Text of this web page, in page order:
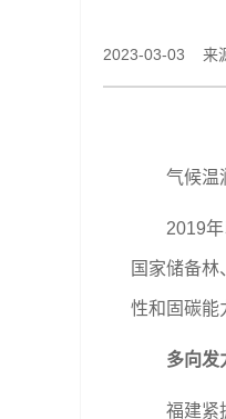
2023-03-03 来
气候温
2019
国家储备
性和固碳能
多向发
福建紧